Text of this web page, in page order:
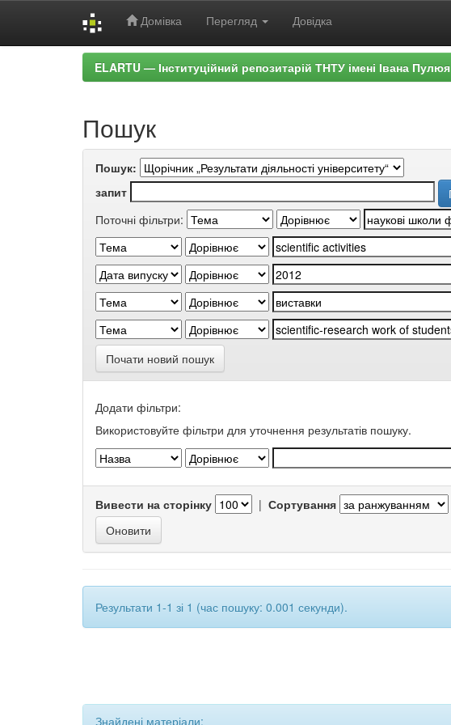
Домівка Перегляд Довідка
ELARTU — Інституційний репозитарій ТНТУ імені Івана Пулюя
Пошук
Пошук:
запит
Поточні фільтри:
Почати новий пошук
Додати фільтри:
Використовуйте фільтри для уточнення результатів пошуку.
Вивести на сторінку | Сортування
Результати 1-1 зі 1 (час пошуку: 0.001 секунди).
Знайдені матеріали: